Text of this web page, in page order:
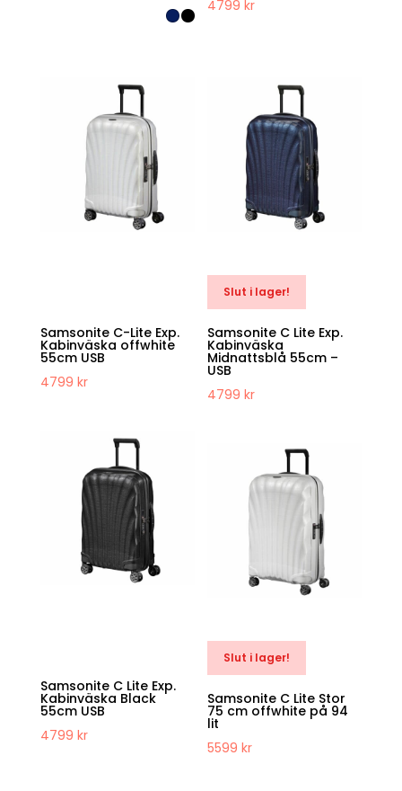
4799kr
Samsonite C-Lite Exp.
Kabinväska offwhite
55cm USB
4799 kr
Slut i lager!
Samsonite C Lite Exp.
Kabinväska
Midnattsblå 55cm –
USB
4799kr
Samsonite C Lite Exp.
Kabinväska Black
55cm USB
4799 kr
Slut i lager!
Samsonite C Lite Stor
75 cm offwhite på 94
lit
5599kr